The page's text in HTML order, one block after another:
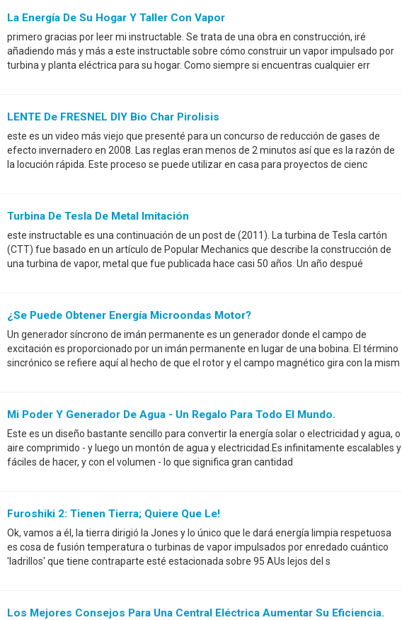
La Energía De Su Hogar Y Taller Con Vapor
primero gracias por leer mi instructable. Se trata de una obra en construcción, iré
añadiendo más y más a este instructable sobre cómo construir un vapor impulsado por
turbina y planta eléctrica para su hogar. Como siempre si encuentras cualquier err
LENTE De FRESNEL DIY Bio Char Pirolisis
este es un video más viejo que presenté para un concurso de reducción de gases de
efecto invernadero en 2008. Las reglas eran menos de 2 minutos así que es la razón de
la locución rápida. Este proceso se puede utilizar en casa para proyectos de cienc
Turbina De Tesla De Metal Imitación
este instructable es una continuación de un post de (2011). La turbina de Tesla cartón
(CTT) fue basado en un artículo de Popular Mechanics que describe la construcción de
una turbina de vapor, metal que fue publicada hace casi 50 años. Un año despué
¿Se Puede Obtener Energía Microondas Motor?
Un generador síncrono de imán permanente es un generador donde el campo de
excitación es proporcionado por un imán permanente en lugar de una bobina. El término
sincrónico se refiere aquí al hecho de que el rotor y el campo magnético gira con la mism
Mi Poder Y Generador De Agua - Un Regalo Para Todo El Mundo.
Este es un diseño bastante sencillo para convertir la energía solar o electricidad y agua, o
aire comprimido - y luego un montón de agua y electricidad.Es infinitamente escalables y
fáciles de hacer, y con el volumen - lo que significa gran cantidad
Furoshiki 2: Tienen Tierra; Quiere Que Le!
Ok, vamos a él, la tierra dirigió la Jones y lo único que le dará energía limpia respetuosa
es cosa de fusión temperatura o turbinas de vapor impulsados por enredado cuántico
'ladrillos' que tiene contraparte esté estacionada sobre 95 AUs lejos del s
Los Mejores Consejos Para Una Central Eléctrica Aumentar Su Eficiencia.